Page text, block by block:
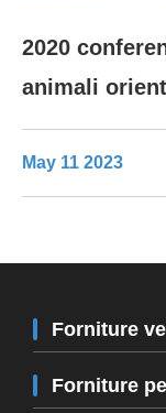
2020
animali
May 11 2023
Forniture
Forniture